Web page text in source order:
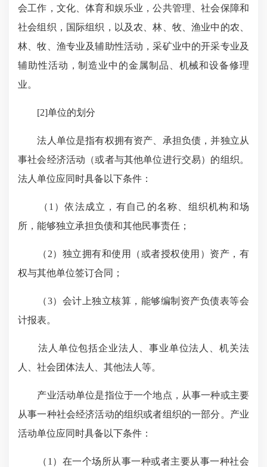
会工作，文化、体育和娱乐业，公共管理、社会保障和
社会组织，国际组织，以及农、林、牧、渔业中的农、
林、牧、渔专业及辅助性活动，采矿业中的开采专业及
辅助性活动，制造业中的金属制品、机械和设备修理
业。
[2]单位的划分
法人单位是指有权拥有资产、承担负债，并独立从
事社会经济活动（或者与其他单位进行交易）的组织。
法人单位应同时具备以下条件：
（1）依法成立，有自己的名称、组织机构和场
所，能够独立承担负债和其他民事责任；
（2）独立拥有和使用（或者授权使用）资产，有
权与其他单位签订合同；
（3）会计上独立核算，能够编制资产负债表等会
计报表。
法人单位包括企业法人、事业单位法人、机关法
人、社会团体法人、其他法人等。
产业活动单位是指位于一个地点，从事一种或主要
从事一种社会经济活动的组织或者组织的一部分。产业
活动单位应同时具备以下条件：
（1）在一个场所从事一种或者主要从事一种社会